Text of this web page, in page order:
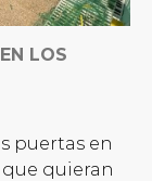
LOS
puertas en
quieran